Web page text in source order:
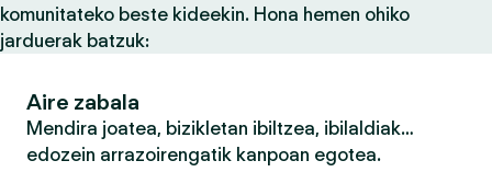
komunitateko beste kideekin. Hona hemen ohiko
jarduerak batzuk:
Aire zabala
Mendira joatea, bizikletan ibiltzea, ibilaldiak…
edozein arrazoirengatik kanpoan egotea.